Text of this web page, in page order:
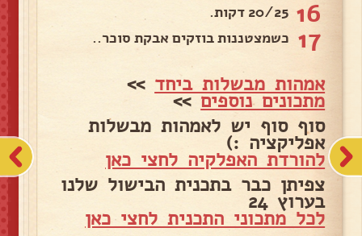
16 20/25 דקות.
17 כשמצטננות בוזקים אבקת סוכר..
אמהות מבשלות ביחד >>
מתכונים נוספים>>
סוף סוף יש לאמהות מבשלות
אפליקציה :)
להורדת האפלקיה לחצי כאן
צפיתן כבר בתכנית הבישול שלנו
בערוץ 24
לכל מתכוני התכנית לחצי כאן